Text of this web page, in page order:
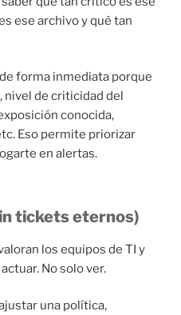
ese archivo y qué tan
forma inmediata porque
nivel de criticidad del
conocida,
Eso permite priorizar
en alertas.
tickets eternos)
los equipos de TI y
No solo ver.
una política,